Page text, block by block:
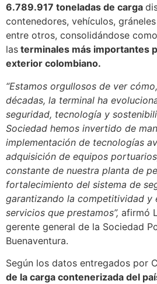
6.789.917 toneladas de carga
contenedores, vehículos,
entre otros, consolidándose
las terminales más importantes
exterior colombiano.
“Estamos orgullosos de ver
décadas, la terminal ha
seguridad, tecnología y
Sociedad hemos invertido de
implementación de tecnologías
adquisición de equipos
constante de nuestra planta de
fortalecimiento del sistema de
garantizando la competitividad y
servicios que prestamos”, afirmó
gerente general de la Sociedad
Buenaventura.
Según los datos entregados por
de la carga contenerizada del